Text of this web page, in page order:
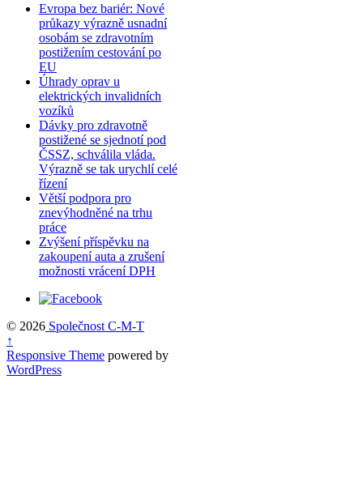
Evropa bez bariér: Nové
průkazy výrazně usnadní
osobám se zdravotním
postižením cestování po
EU
Úhrady oprav u
elektrických invalidních
vozíků
Dávky pro zdravotně
postižené se sjednotí pod
ČSSZ, schválila vláda.
Výrazně se tak urychlí celé
řízení
Větší podpora pro
znevýhodněné na trhu
práce
Zvýšení příspěvku na
zakoupení auta a zrušení
možnosti vrácení DPH
© 2026 Společnost C-M-T
↑
Responsive Theme powered by
WordPress